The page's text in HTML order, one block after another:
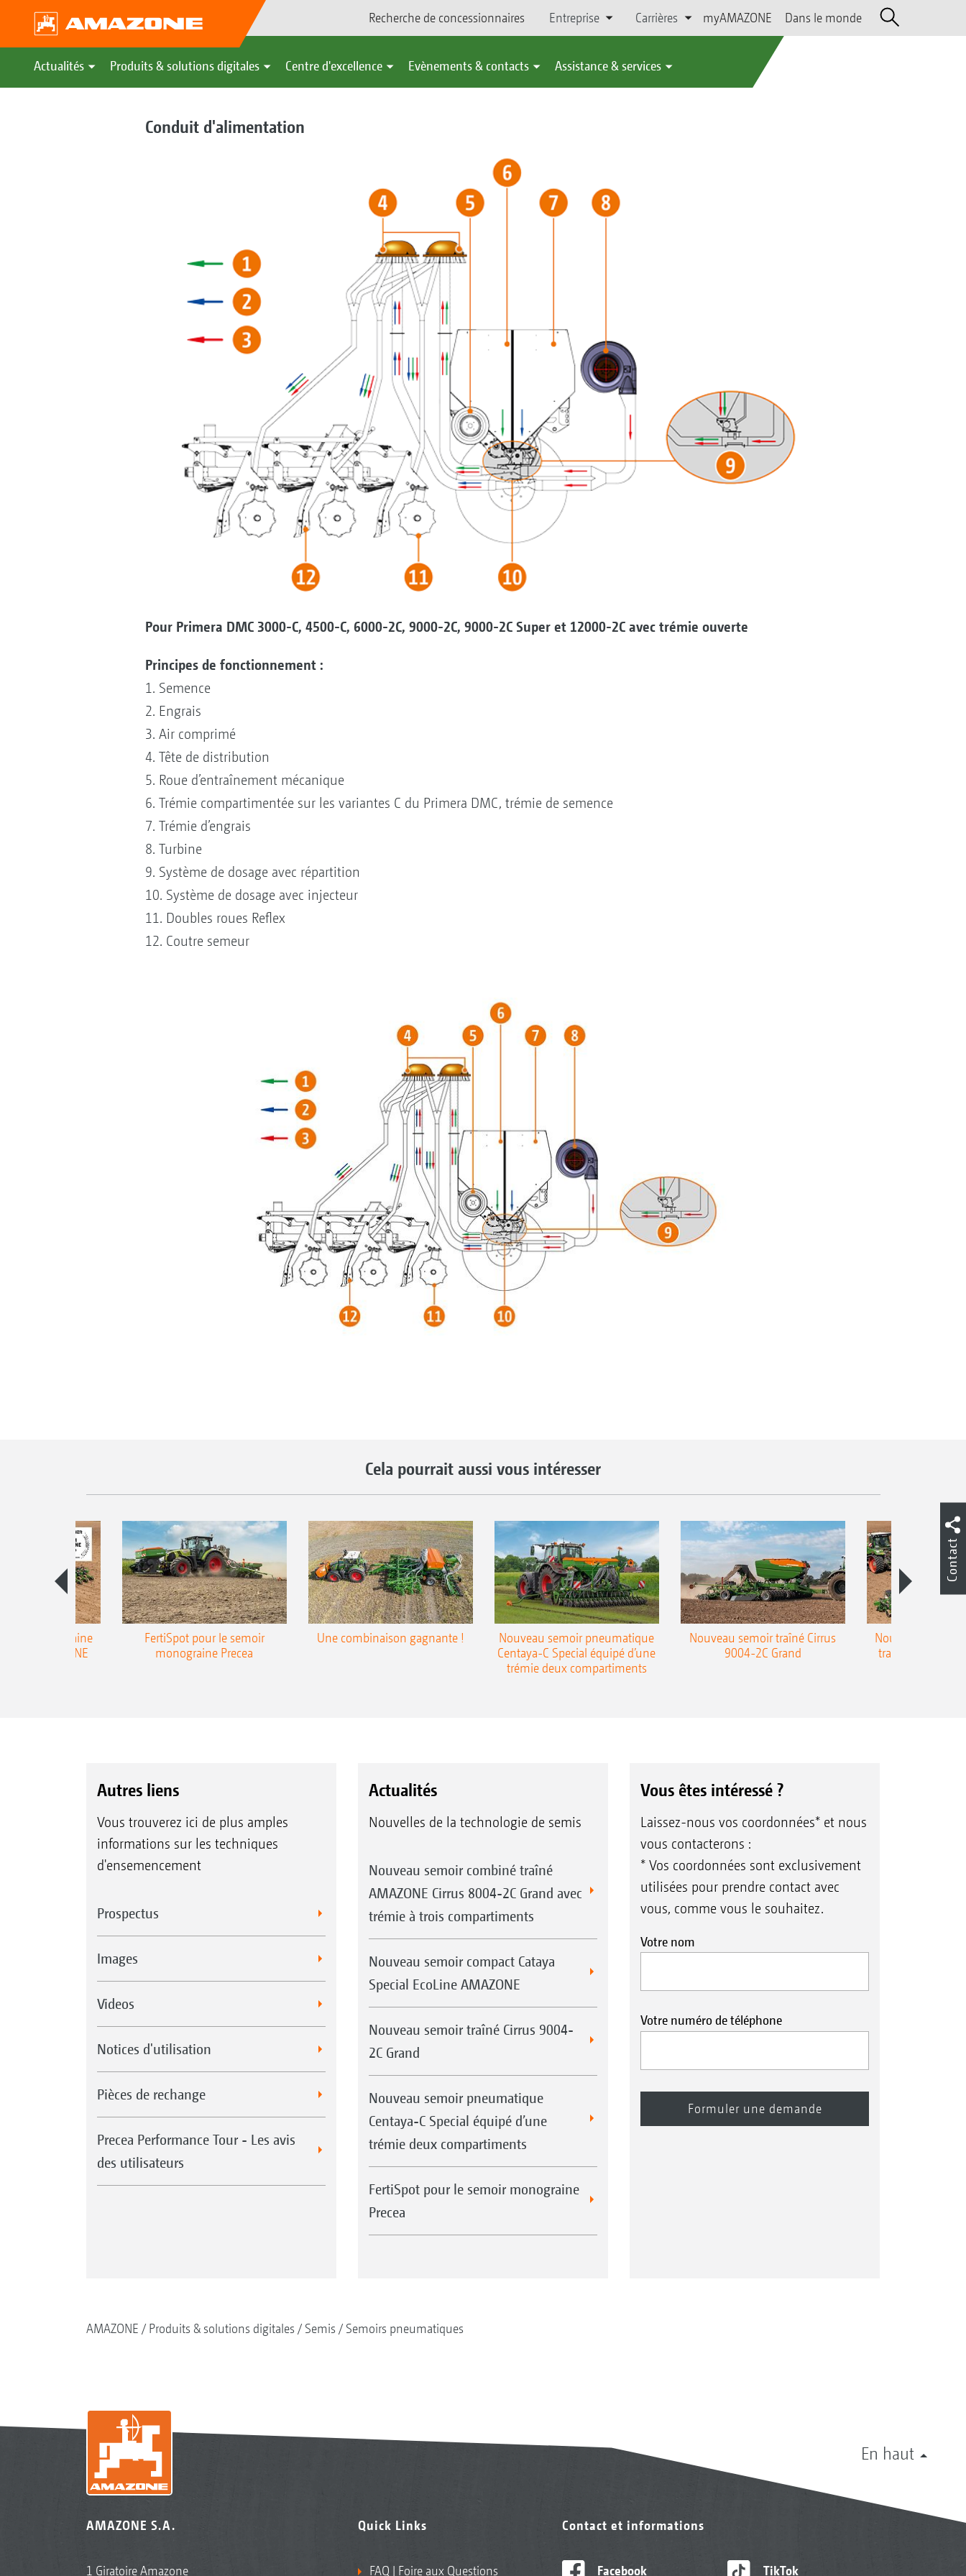
Recherche de concessionnaires Entreprise Carrières myAMAZONE Dans le monde
Actualités Produits & solutions digitales Centre d'excellence Evènements & contacts Assistance & services
Conduit d'alimentation
Pour Primera DMC 3000-C, 4500-C, 6000-2C, 9000-2C, 9000-2C Super et 12000-2C avec trémie ouverte
Principes de fonctionnement :
1. Semence
2. Engrais
3. Air comprimé
4. Tête de distribution
5. Roue d’entraînement mécanique
6. Trémie compartimentée sur les variantes C du Primera DMC, trémie de semence
7. Trémie d’engrais
8. Turbine
9. Système de dosage avec répartition
10. Système de dosage avec injecteur
11. Doubles roues Reflex
12. Coutre semeur
Cela pourrait aussi vous intéresser
monograine
TCC AMAZONE
FertiSpot pour le semoir
monograine Precea
Une combinaison gagnante !
Nouveau semoir pneumatique
Centaya-C Special équipé d’une
trémie deux compartiments
Nouveau semoir traîné Cirrus
9004-2C Grand
Nouveau semoir
traîné Precea-
Autres liens
Vous trouverez ici de plus amples
informations sur les techniques
d'ensemencement
Prospectus
Images
Videos
Notices d'utilisation
Pièces de rechange
Precea Performance Tour - Les avis
des utilisateurs
Actualités
Nouvelles de la technologie de semis
Nouveau semoir combiné traîné
AMAZONE Cirrus 8004-2C Grand avec
trémie à trois compartiments
Nouveau semoir compact Cataya
Special EcoLine AMAZONE
Nouveau semoir traîné Cirrus 9004-
2C Grand
Nouveau semoir pneumatique
Centaya-C Special équipé d’une
trémie deux compartiments
FertiSpot pour le semoir monograine
Precea
Vous êtes intéressé ?
Laissez-nous vos coordonnées* et nous
vous contacterons :
* Vos coordonnées sont exclusivement
utilisées pour prendre contact avec
vous, comme vous le souhaitez.
Votre nom
Votre numéro de téléphone
AMAZONE Produits & solutions digitales Semis Semoirs pneumatiques
En haut
AMAZONE S.A.
1 Giratoire Amazone
Quick Links
FAQ | Foire aux Questions
Contact et informations
Facebook TikTok
Contact